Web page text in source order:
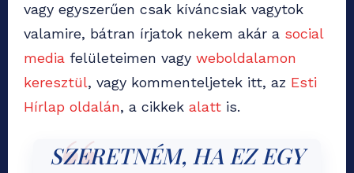
vagy egyszerűen csak kíváncsiak vagytok
valamire, bátran írjatok nekem akár a social
media felületeimen vagy weboldalamon
keresztül, vagy kommenteljetek itt, az Esti
Hírlap oldalán, a cikkek alatt is.
SZERETNÉM, HA EZ EGY